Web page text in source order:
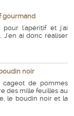
gourmand
pour l'apéritif et j'ai
J'en ai donc réaliser
noir
de pommes
des mille feuilles au
le boudin noir et la